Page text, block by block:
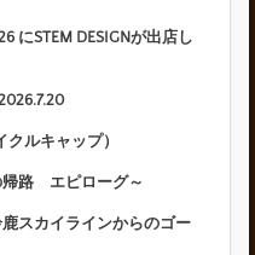
にSTEM DESIGNが出店し
ルキャップ）
帰路 エピローグ～
スカイラインからのゴー